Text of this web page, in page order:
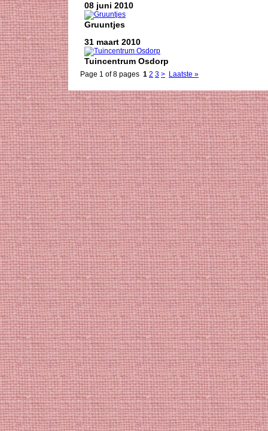
08 juni 2010
Gruuntjes
31 maart 2010
Tuincentrum Osdorp
Page 1 of 8 pages 1 2 3 > Laatste »